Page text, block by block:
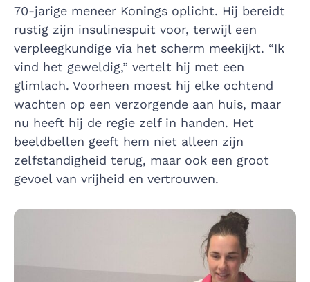
70-jarige meneer Konings oplicht. Hij bereidt
rustig zijn insulinespuit voor, terwijl een
verpleegkundige via het scherm meekijkt. “Ik
vind het geweldig,” vertelt hij met een
glimlach. Voorheen moest hij elke ochtend
wachten op een verzorgende aan huis, maar
nu heeft hij de regie zelf in handen. Het
beeldbellen geeft hem niet alleen zijn
zelfstandigheid terug, maar ook een groot
gevoel van vrijheid en vertrouwen.